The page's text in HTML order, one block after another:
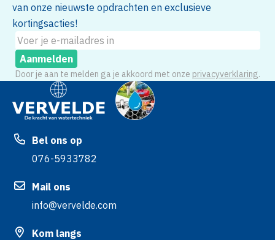
van onze nieuwste opdrachten en exclusieve
kortingsacties!
Aanmelden
Door je aan te melden ga je akkoord met onze privacyverklaring.
Bel ons op
076-5933782
Mail ons
info@vervelde.com
Kom langs